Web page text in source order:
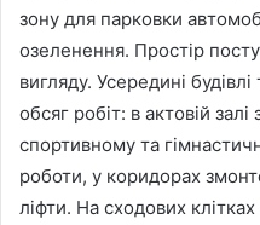
зону для парковки
озеленення. Простір
вигляду. Усередині
обсяг робіт: в актовій залі
спортивному та
роботи, у коридорах
ліфти. На сходових